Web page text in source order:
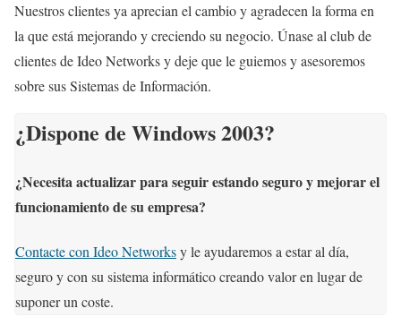
Nuestros clientes ya aprecian el cambio y agradecen la forma en
la que está mejorando y creciendo su negocio. Únase al club de
clientes de Ideo Networks y deje que le guiemos y asesoremos
sobre sus Sistemas de Información.
¿Dispone de Windows 2003?
¿Necesita actualizar para seguir estando seguro y mejorar el
funcionamiento de su empresa?
Contacte con Ideo Networksy le ayudaremos a estar al día,
seguro y con su sistema informático creando valor en lugar de
suponer un coste.